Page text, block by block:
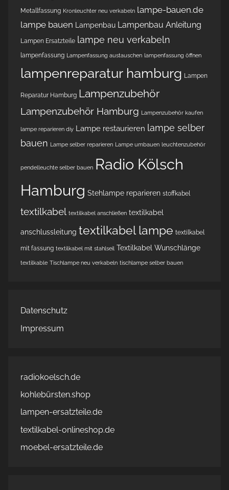
Metallfassung Kronleuchter neu verkabeln lampe-bauen.de
lampe bauen
Lampenbau Lampenbau Anleitung
Lampen Ersatzteile lampe neu verkabeln
lampenfassung Lampenfassung austauschen lampenfassung öffnen
lampenreparatur hamburg Lampen
Reparatur Hamburg Lampenzubehör
Lampenzubehör Hamburg Lampenzubehör kaufen
lampe reparieren diy Lampe restaurieren lampe selber
bauen Lampe selber reparieren Lampe umbauen leuchtenzubehör
pendelleuchte selber bauen Radio Kölsch
Hamburg Stehlampe reparieren stoffkabel
textilkabel textilkabel anschließen textilkabel
anschlussleitung textilkabel lampe textilkabel
mit fassung textilkabel mit stahlseil Textilkabel Wunschlänge
textilkable Tischlampe neu verkabeln tischlampe selber bauen
Datenschutz
Impressum
radiokoelsch.de
kohlebürsten.shop
lampen-ersatzteile.de
textilkabel-onlineshop.de
moebel-ersatzteile.de